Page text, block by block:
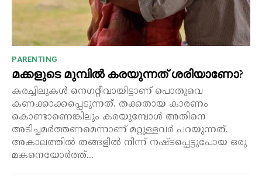
PARENTING
മക്കളുടെ മുമ്പിൽ കരയുന്നത് ശരിയാണോ?
കരച്ചിലുകൾ നെഗറ്റീവായിട്ടാണ് പൊതുവെ
കണക്കാക്കപ്പെടുന്നത്. തക്കതായ കാരണം
കൊണ്ടാണെങ്കിലും കരയുമ്പോൾ അതിനെ
അടിച്ചമർത്തണമെന്നാണ് മറ്റുള്ളവർ പറയുന്നത്.
അകാലത്തിൽ തങ്ങളിൽ നിന്ന് നഷ്ടപ്പെട്ടുപോയ ഒരു
മകനെയോർത്ത്...